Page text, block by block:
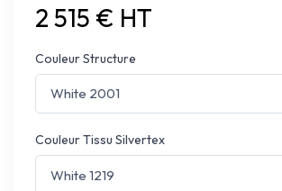
2 515 € HT
Couleur Structure
Couleur Tissu Silvertex